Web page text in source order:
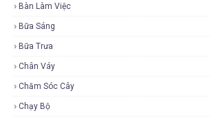
Bàn Làm Việc
Bữa Sáng
Bữa Trưa
Chân Váy
Chăm Sóc Cây
Chạy Bộ